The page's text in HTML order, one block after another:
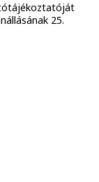
25.